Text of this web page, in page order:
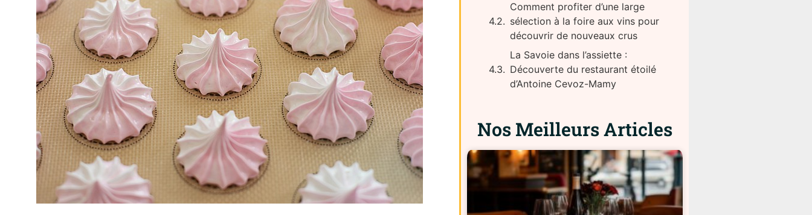
Comment profiter d’une large
sélection à la foire aux vins pour
découvrir de nouveaux crus
La Savoie dans l’assiette :
Découverte du restaurant étoilé
d’Antoine Cevoz-Mamy
Nos Meilleurs Articles